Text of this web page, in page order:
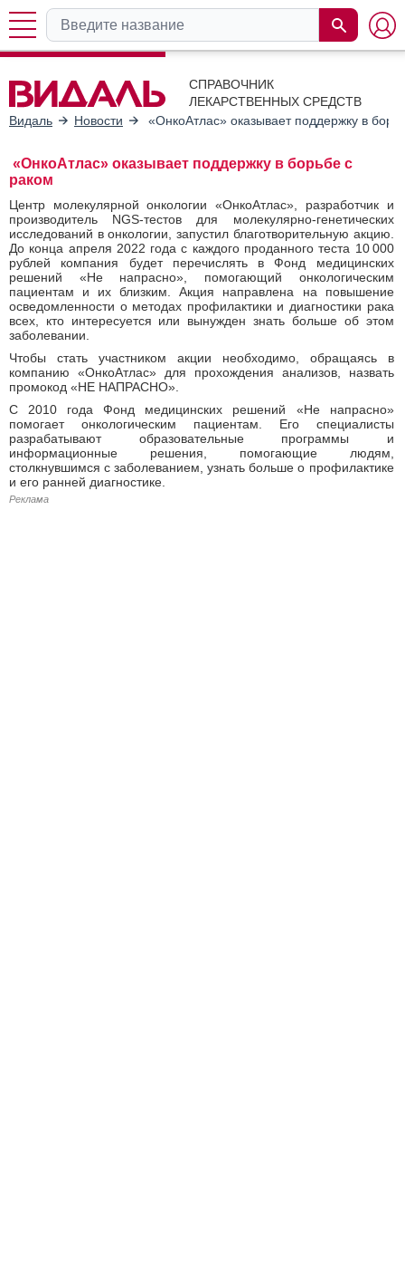
СПРАВОЧНИК
ЛЕКАРСТВЕННЫХ СРЕДСТВ
Видаль
Новости «ОнкоАтлас» оказывает поддержку в
«ОнкоАтлас» оказывает поддержку в борьбе с
раком
Центр молекулярной онкологии «ОнкоАтлас», разработчик и
производитель NGS-тестов для молекулярно-генетических
исследований в онкологии, запустил благотворительную акцию.
До конца апреля 2022 года с каждого проданного теста 10 000
рублей компания будет перечислять в Фонд медицинских
решений «Не напрасно», помогающий онкологическим
пациентам и их близким. Акция направлена на повышение
осведомленности о методах профилактики и диагностики рака
всех, кто интересуется или вынужден знать больше об этом
заболевании.
Чтобы стать участником акции необходимо, обращаясь в
компанию «ОнкоАтлас» для прохождения анализов, назвать
промокод «НЕ НАПРАСНО».
С 2010 года Фонд медицинских решений «Не напрасно»
помогает онкологическим пациентам. Его специалисты
разрабатывают образовательные программы и
информационные решения, помогающие людям,
столкнувшимся с заболеванием, узнать больше о профилактике
и его ранней диагностике.
Реклама